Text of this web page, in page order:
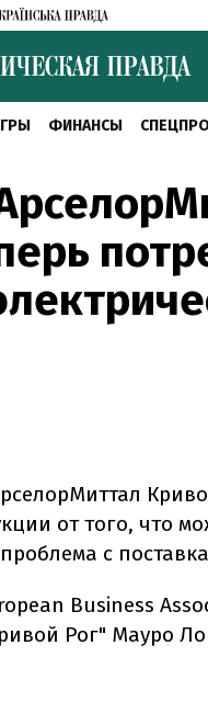
ФИНАНСЫ
от того, что
с
Business
Рог" Мауро